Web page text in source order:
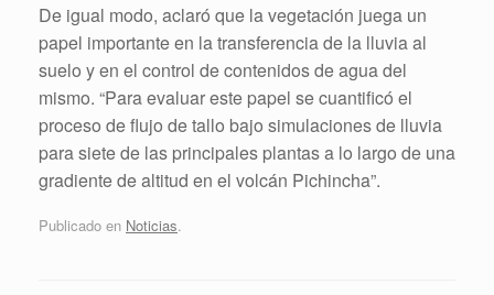
De igual modo, aclaró que la vegetación juega un
papel importante en la transferencia de la lluvia al
suelo y en el control de contenidos de agua del
mismo. “Para evaluar este papel se cuantificó el
proceso de flujo de tallo bajo simulaciones de lluvia
para siete de las principales plantas a lo largo de una
gradiente de altitud en el volcán Pichincha”.
Publicado en Noticias.